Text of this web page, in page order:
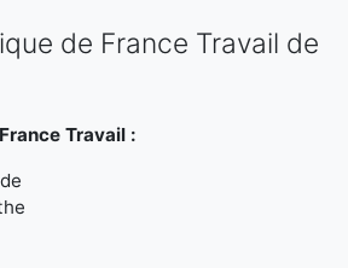
de France Travail de
Travail :